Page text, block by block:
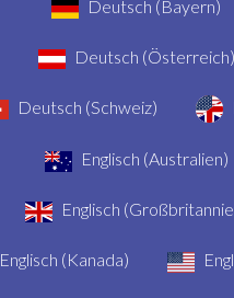
Deutsch (Bayern)
Deutsch (Österreich)
Deutsch (Schweiz)
Englisch (Australien)
Englisch
Englisch (Kanada)